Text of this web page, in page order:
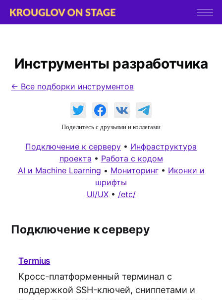
Инструменты разработчика
← Все подборки инструментов
Поделитесь с друзьями и коллегами
Подключение к серверу • Инфраструктура
проекта • Работа с кодом
AI и Machine Learning • Мониторинг• Иконки и
шрифты
UI/UX• /etc/
Подключение к серверу
Termius
Кросс-платформенный терминал с
поддержкой SSH-ключей, сниппетами и